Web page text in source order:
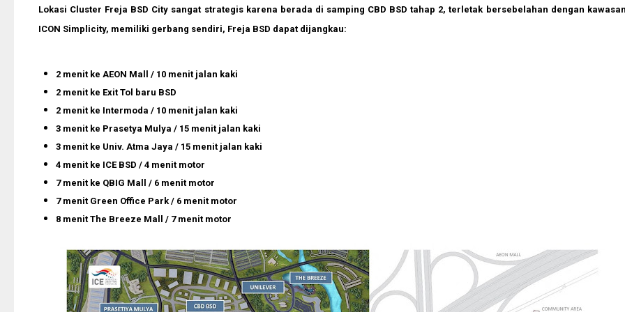
Lokasi Cluster Freja BSD City sangat strategis karena berada di samping CBD BSD tahap 2, terletak bersebelahan dengan
ICON Simplicity, memiliki gerbang sendiri, Freja BSD dapat dijangkau:
2 menit ke AEON Mall / 10 menit jalan kaki
2 menit ke Exit Tol baru BSD
2 menit ke Intermoda / 10 menit jalan kaki
3 menit ke Prasetya Mulya / 15 menit jalan kaki
3 menit ke Univ. Atma Jaya / 15 menit jalan kaki
4 menit ke ICE BSD / 4 menit motor
7 menit ke QBIG Mall / 6 menit motor
7 menit Green Office Park / 6 menit motor
8 menit The Breeze Mall / 7 menit motor